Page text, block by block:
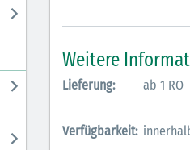
Weitere
Lieferung: ab 1 RO
Verfügbarkeit: